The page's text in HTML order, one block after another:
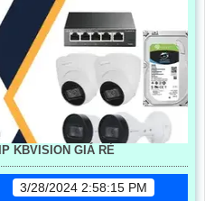
KBVISION GIÁ RÈ
3/28/2024 2:58:15 PM